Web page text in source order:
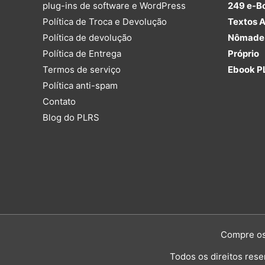
plug-ins de software e WordPress
Política de Troca e Devolução
Política de devolução
Política de Entrega
Termos de serviço
Política anti-spam
Contato
Blog do PLRS
249 e-
Textos
Próprio
Ebook
Compre
Todos os direitos